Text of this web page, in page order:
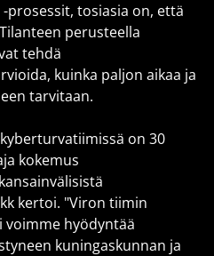
tosiasia on, että
perusteella
tehdä
kuinka paljon aikaa ja
tarvitaan.
on 30
kokemus
kertoi. "Viron tiimin
voimme hyödyntää
kuningaskunnan ja